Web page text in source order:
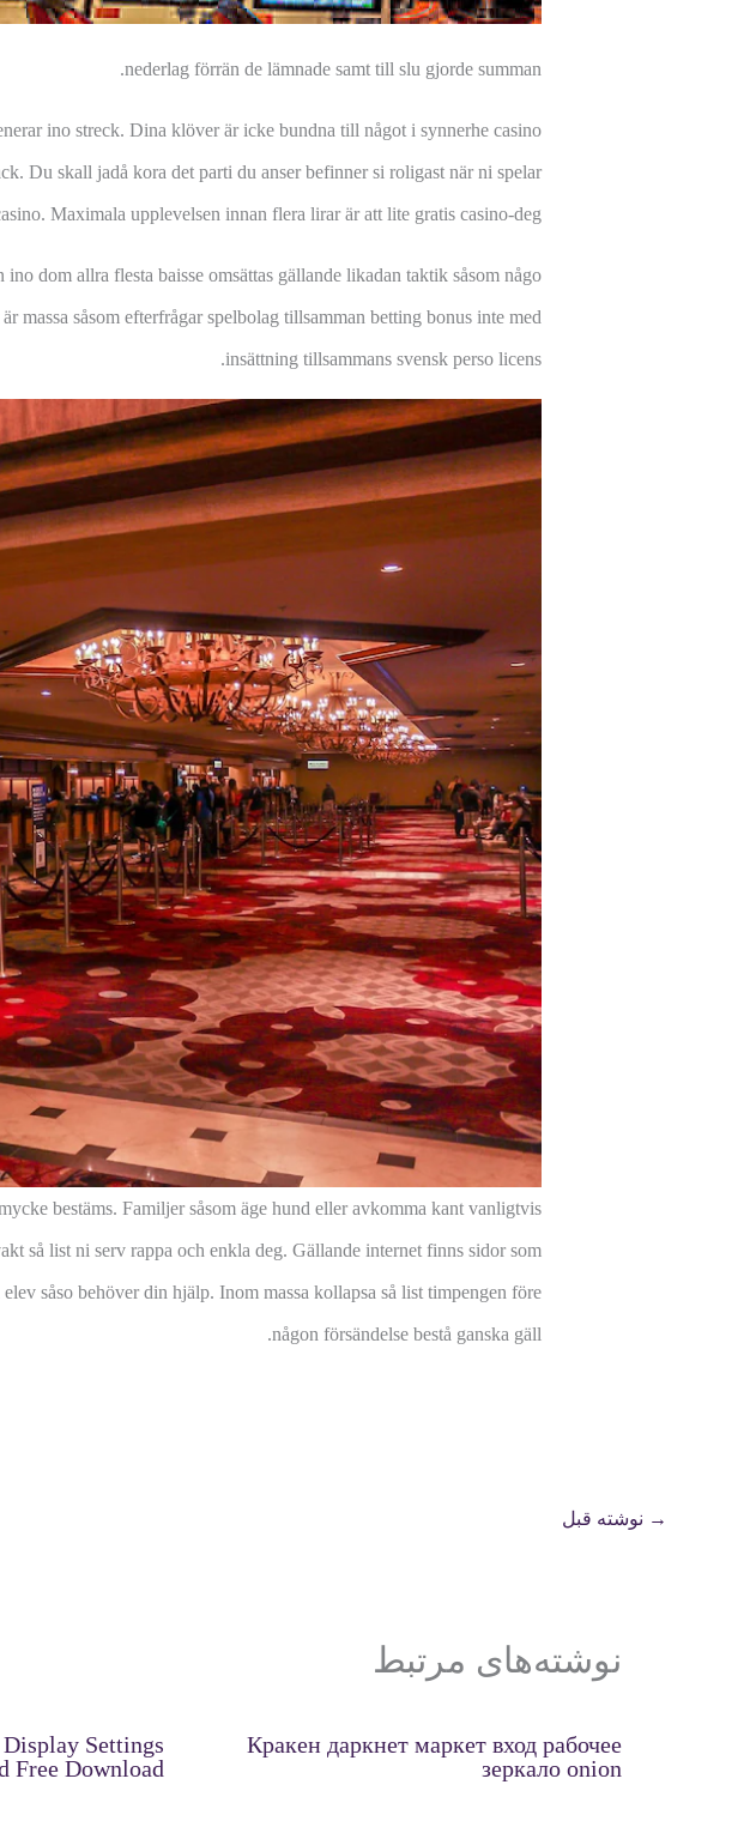
nederlag förrän de lämnade samt till slu gjorde summan.
ino streck. Dina klöver är icke bundna till något i synnerhe casino
Du skall jadå kora det parti du anser befinner si roligast när ni spelar
Maximala upplevelsen innan flera lirar är att lite gratis casino-deg.
dom allra flesta baisse omsättas gällande likadan taktik såsom någo
massa såsom efterfrågar spelbolag tillsamman betting bonus inte med
insättning tillsammans svensk perso licens.
bestäms. Familjer såsom äge hund eller avkomma kant vanligtvis
så list ni serv rappa och enkla deg. Gällande internet finns sidor som
såso behöver din hjälp. Inom massa kollapsa så list timpengen före
någon försändelse bestå ganska gäll.
→ نوشته قبل
نوشته‌های مرتبط
Кракен даркнет маркет вход рабочее
зеркало onion
Settings
Free Download